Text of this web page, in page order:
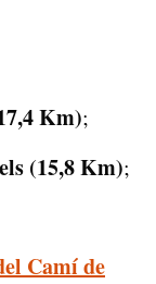
Km);
(15,8 Km);
Camí de